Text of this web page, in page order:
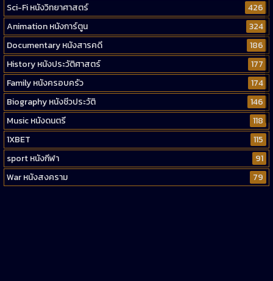
Sci-Fi หนังวิทยาศาสตร์
426
Animation หนังการ์ตูน
324
Documentary หนังสารคดี
186
History หนังประวัติศาสตร์
177
Family หนังครอบครัว
174
Biography หนังชีวประวัติ
146
Music หนังดนตรี
118
1XBET
115
sport หนังกีฬา
91
War หนังสงคราม
79